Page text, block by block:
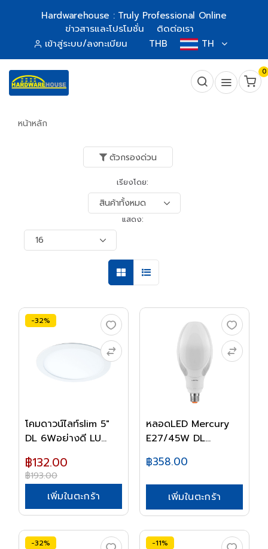
Hardwarehouse : Truly Professional Online
ข่าวสารและโปรโมชั่น
ติดต่อเรา
เข้าสู่ระบบ/ลงทะเบียน
THB TH
0
หน้าหลัก
ตัวกรองด่วน
เรียงโดย:
แสดง:
-32%
โคมดาวน์ไลท์slim 5"
DL 6Wอย่างดี LU...
฿132.00
฿193.00
เพิ่มในตะกร้า
หลอดLED Mercury
E27/45W DL
฿358.00
เพิ่มในตะกร้า
-32% -11%